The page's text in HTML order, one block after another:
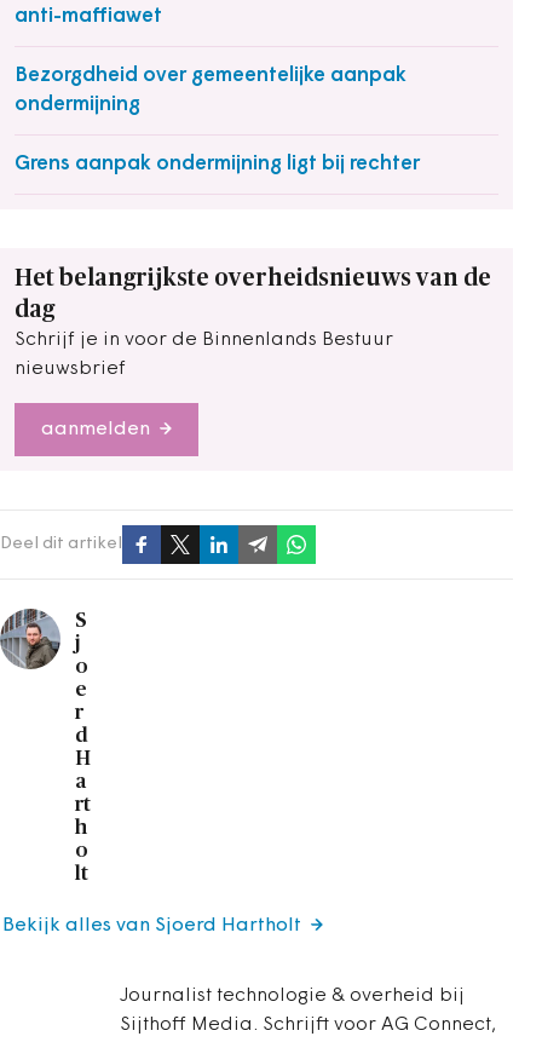
anti-maffiawet
Bezorgdheid over gemeentelijke aanpak
ondermijning
Grens aanpak ondermijning ligt bij rechter
Het belangrijkste overheidsnieuws van de
dag
Schrijf je in voor de Binnenlands Bestuur
nieuwsbrief
aanmelden
Deel dit artikel
S
j
o
e
r
d
H
a
rt
h
o
lt
Journalist technologie & overheid bij
Sijthoff Media. Schrijft voor AG Connect,
Bekijk alles van Sjoerd Hartholt